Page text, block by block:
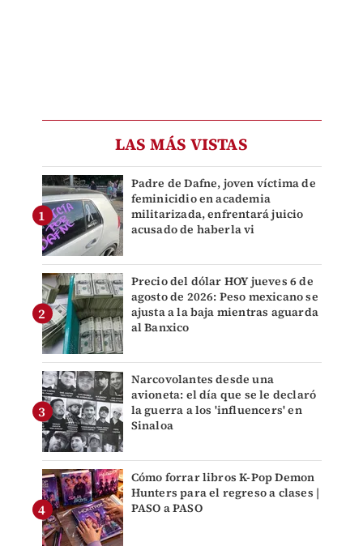
LAS MÁS VISTAS
Padre de Dafne, joven víctima de
feminicidio en academia
militarizada, enfrentará juicio
acusado de haberla vi
Precio del dólar HOY jueves 6 de
agosto de 2026: Peso mexicano se
ajusta a la baja mientras aguarda
al Banxico
Narcovolantes desde una
avioneta: el día que se le declaró
la guerra a los 'influencers' en
Sinaloa
Cómo forrar libros K-Pop Demon
Hunters para el regreso a clases |
PASO a PASO